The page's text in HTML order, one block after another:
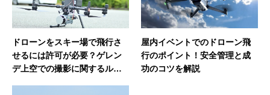
ドローンをスキー場で飛行さ
せるには許可が必要？ゲレン
デ上空での撮影に関するルー
屋内イベントでのドローン飛
行のポイント！安全管理と成
功のコツを解説